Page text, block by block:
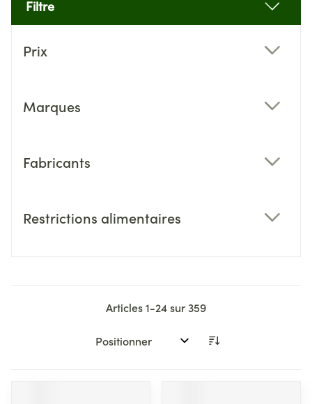
Filtre
Prix
Marques
Fabricants
Restrictions alimentaires
Articles1-24sur359
Trier par: